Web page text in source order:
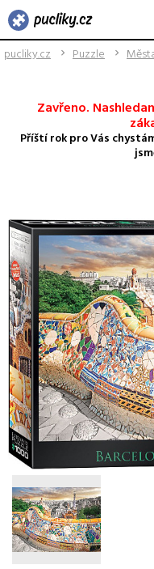
pucliky.cz Puzzle
Zavřeno.
Příští rok pro Vás